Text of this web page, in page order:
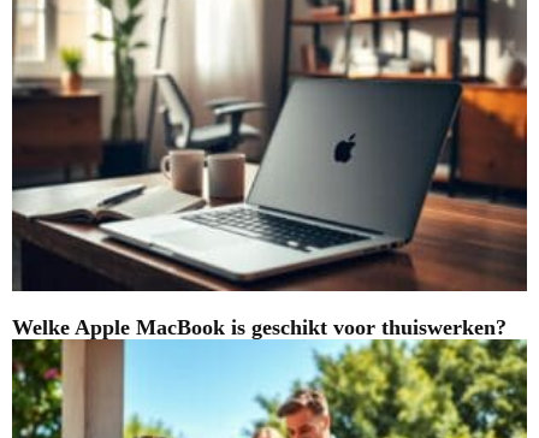
Welke Apple MacBook is geschikt voor thuiswerken?